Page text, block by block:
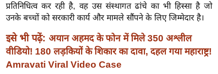
त्य
ज
ग
त
ऑ
प्रतिनिधित्व कर रही है, वह उस संस्थागत ढांचे का भी हिस्सा है जो
उनके बच्चों को सरकारी कार्य और मामले सौंपने के लिए जिम्मेदार है।
इसे भी पढ़ें: अयान अहमद के फोन में मिले 350 अश्लील
वीडियो! 180 लड़कियों के शिकार का दावा, दहल गया महाराष्ट्र!
Amravati Viral Video Case